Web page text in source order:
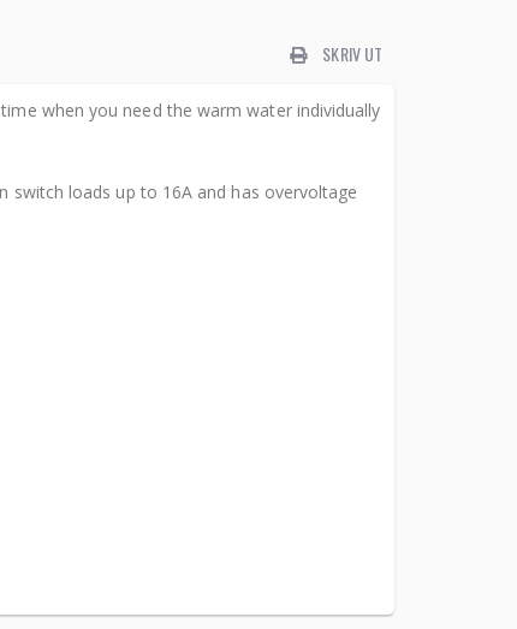
SKRIV UT
when you need the warm water individually
switch loads up to 16A and has overvoltage